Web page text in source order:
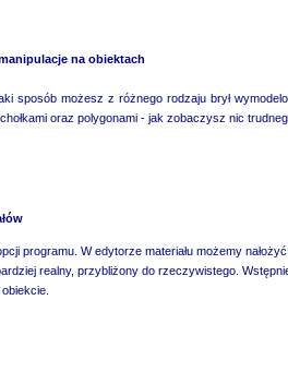
na obiektach
sposób możesz z różnego rodzaju brył
oraz polygonami - jak zobaczysz nic
programu. W edytorze materiału możemy
realny, przybliżony do rzeczywistego.